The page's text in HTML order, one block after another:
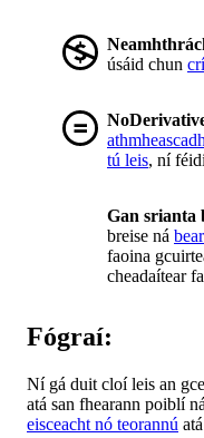
úsáid chun
tú leis, ní
Gan srianta
breise ná
faoina
cheadaítear
Fógraí:
Ní gá duit cloí leis an
atá san fhearann poiblí
eisceacht nó teorannú